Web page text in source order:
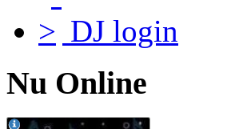
DJ login
Nu Online